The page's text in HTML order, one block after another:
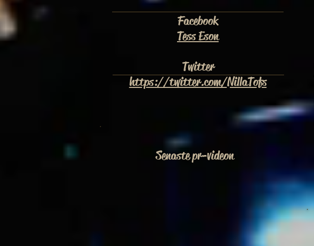
Facebook
Tess Eson
Twitter
https://twitter.com/NillaTofs
Senaste pr-videon